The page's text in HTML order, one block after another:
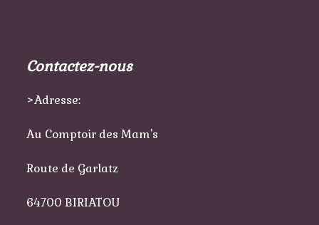
Contactez-nous
>Adresse:
Au Comptoir des Mam's
Route de Garlatz
64700 BIRIATOU